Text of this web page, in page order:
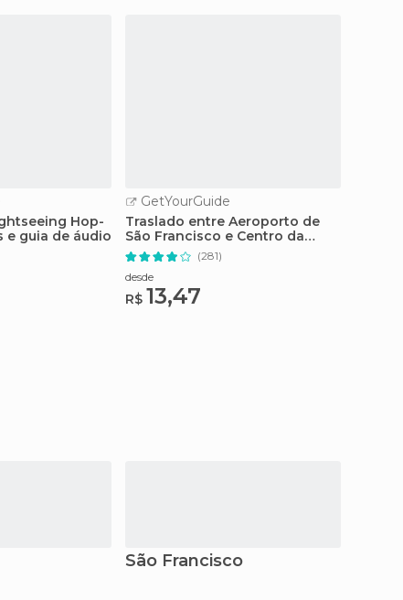
Hop-
e guia de áudio
GetYourGuide
Traslado entre Aeroporto de
São Francisco e Centro da
Cidade
(281)
desde
R$ 13,47
São Francisco